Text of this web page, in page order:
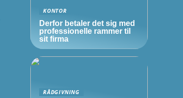
KONTOR
Derfor betaler det sig med
professionelle rammer til
sit firma
RÅDGIVNING